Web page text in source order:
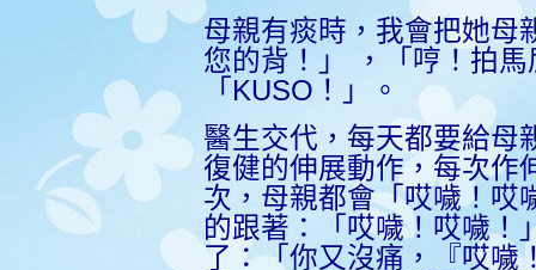
母親有痰時，我會把她母
您的背！」
，
「哼！拍
「 KUSO ！」。
醫生交代，每天都要給母
復健的伸展動作，每次作
次，母親都會「哎噦！哎
的跟著：「哎噦！哎噦！
了：「你又沒痛，『哎噦